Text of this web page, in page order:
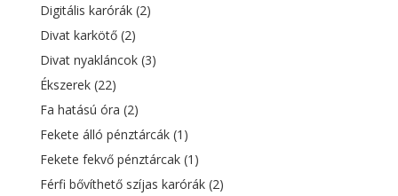
Digitális karórák (2)
Divat karkötő (2)
Divat nyakláncok (3)
Ékszerek (22)
Fa hatású óra (2)
Fekete álló pénztárcák (1)
Fekete fekvő pénztárcak (1)
Férfi bővíthető szíjas karórák (2)